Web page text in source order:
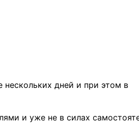
дней и при этом в
и уже не в силах